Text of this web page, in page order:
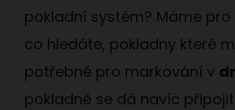
pokladní systém? Máme
co hledáte, pokladny které
potřebné pro markování v
pokladně se dá navíc